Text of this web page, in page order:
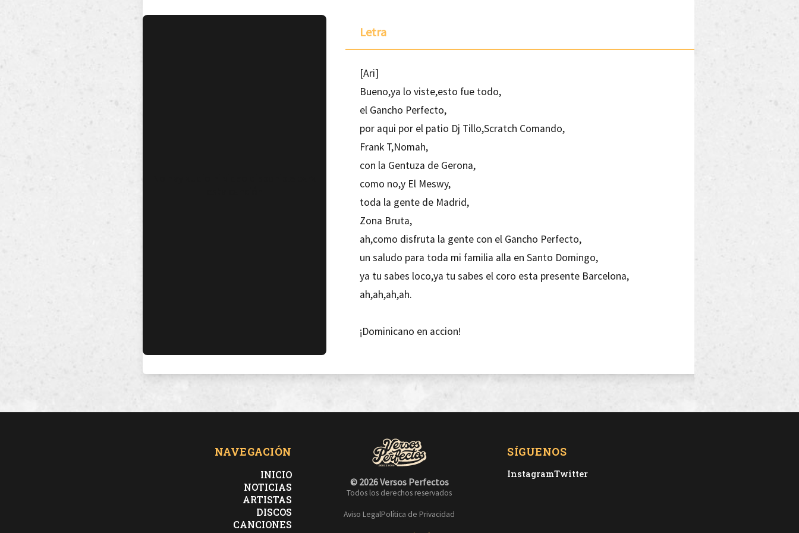
Letra
[Ari]
Bueno,ya lo viste,esto fue todo,
el Gancho Perfecto,
por aqui por el patio Dj Tillo,Scratch Comando,
Frank T,Nomah,
con la Gentuza de Gerona,
como no,y El Meswy,
toda la gente de Madrid,
Zona Bruta,
ah,como disfruta la gente con el Gancho Perfecto,
un saludo para toda mi familia alla en Santo Domingo,
ya tu sabes loco,ya tu sabes el coro esta presente Barcelona,
ah,ah,ah,ah.
¡Dominicano en accion!
NAVEGACIÓN
INICIO
NOTICIAS
ARTISTAS
DISCOS
CANCIONES
© 2026 Versos Perfectos
Todos los derechos reservados
Aviso LegalPolítica de Privacidad
SÍGUENOS
InstagramTwitter